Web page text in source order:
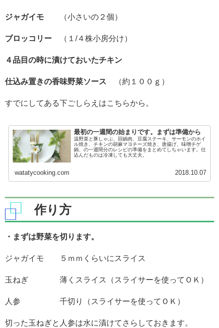
ジャガイモ （小さいの２個）
ブロッコリー （１/４株小房分け）
４品目の時に漬けておいたチキン
仕込み置きの香味野菜ソース （約１００ｇ）
すでにしてある下ごしらえはこちらから。
最初の一週間の始まりです。まずは準備から
温野菜と豚しゃぶ、回鍋肉、豆腐ステーキ、サーモンのホイ
ル焼き、チキンの胡麻マヨチーズ焼き、唐揚げ、味噌チゲ
鍋、の一週間分のレシピの準備をまとめてしちゃいます。仕
込んだものは冷凍しても大丈夫。
watatycooking.com 2018.10.07
作り方
・まずは野菜を切ります。
ジャガイモ ５ｍｍくらいにスライス
玉ねぎ 薄くスライス（スライサーを使ってＯＫ）
人参 千切り（スライサーを使ってＯＫ）
切った玉ねぎと人参は水に漬けてさらしておきます。